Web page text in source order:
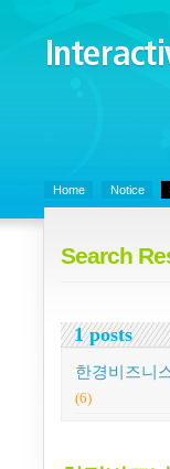
PR 2.0
Home Notice
Search
1 posts
한경비즈니
(6)